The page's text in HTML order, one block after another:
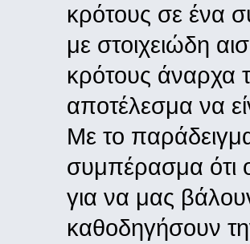
κρότους σε ένα
με στοιχειώδη
κρότους άναρχα
αποτέλεσμα να
Με το
συμπέρασμα ότι
για να μας
καθοδηγήσουν